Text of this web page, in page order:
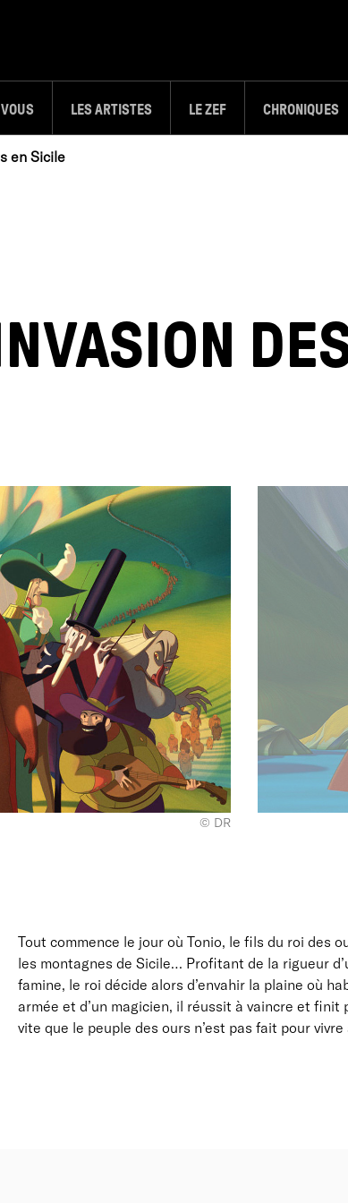
LES ARTISTES LE ZEF CHRONIQUES
en Sicile
© DR
Tout commence le jour où Tonio, le fils du roi des
les montagnes de Sicile… Profitant de la rigueur
famine, le roi décide alors d’envahir la plaine où
armée et d’un magicien, il réussit à vaincre et finit
vite que le peuple des ours n’est pas fait pour